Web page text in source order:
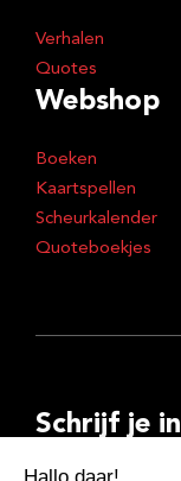
Verhalen
Quotes
Webshop
Boeken
Kaartspellen
Scheurkalender
Quoteboekjes
Schrijf je